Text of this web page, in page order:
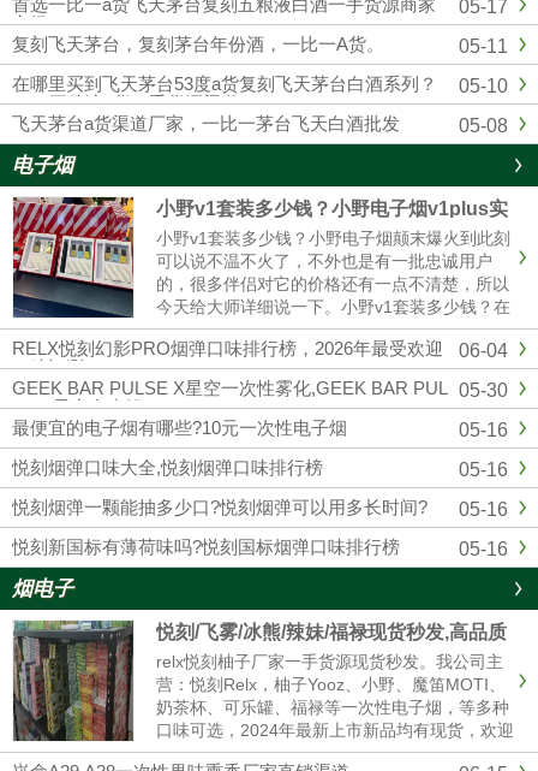
05-17
市场
05-11
复刻飞天茅台，复刻茅台年份酒，一比一A货。
05-10
在哪里买到飞天茅台53度a货复刻飞天茅台白酒系列？
1：1五粮液a货一手货源渠道
05-08
飞天茅台a货渠道厂家，一比一茅台飞天白酒批发
电子烟
小野v1套装多少钱？小野电子烟v1plus实
体店售价
小野v1套装多少钱？小野电子烟颠末爆火到此刻
可以说不温不火了，不外也是有一批忠诚用户
的，很多伴侣对它的价格还有一点不清楚，所以
今天给大师详细说一下。小野v1套装多少钱？在
官方公布的售价来看，小野v1（1主机+3换弹）
299元一套，去小野实体店也是这个价格。微商
的话可能便宜一点，......
06-04
RELX悦刻幻影PRO烟弹口味排行榜，2026年最受欢迎
口味评测
05-30
GEEK BAR PULSE X星空一次性雾化,GEEK BAR PUL
SE X星空多少钱
05-16
最便宜的电子烟有哪些?10元一次性电子烟
05-16
悦刻烟弹口味大全,悦刻烟弹口味排行榜
05-16
悦刻烟弹一颗能抽多少口?悦刻烟弹可以用多长时间?
05-16
悦刻新国标有薄荷味吗?悦刻国标烟弹口味排行榜
烟电子
悦刻/飞雾/冰熊/辣妹/福禄现货秒发,高品质
电子烟厂家拿货 售后无忧
relx悦刻柚子厂家一手货源现货秒发。我公司主
营：悦刻Relx，柚子Yooz、小野、魔笛MOTI、
奶茶杯、可乐罐、福禄等一次性电子烟，等多种
口味可选，2024年最新上市新品均有现货，欢迎
咨询我们报价。品牌电子烟代理拿货批发，悦刻